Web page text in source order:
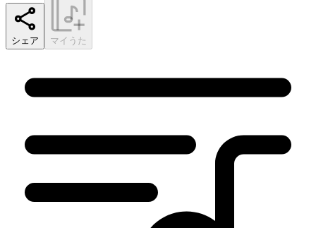
シェア マイうた